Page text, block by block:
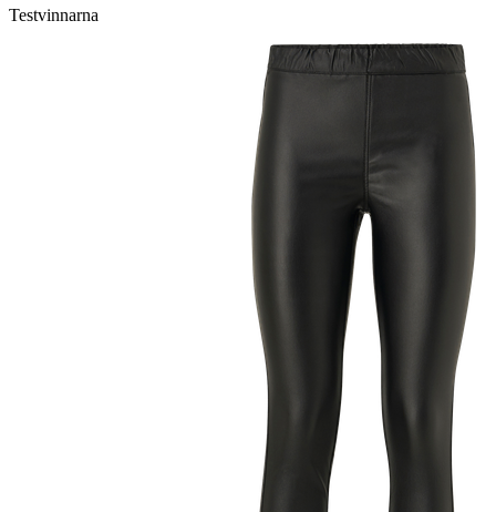
Testvinnarna